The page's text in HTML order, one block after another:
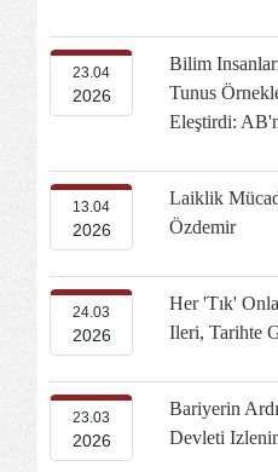
23.04
2026
Bilim
Tunus
Eleştirdi:
13.04
2026
Laiklik
Özdemir
24.03
2026
Her 'tık'
Ileri, Tarihte
23.03
2026
Bariyerin
Devleti